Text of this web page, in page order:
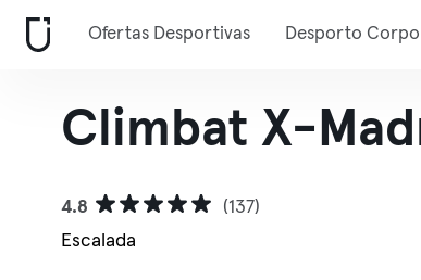
Ofertas Desportivas Desporto
Climbat X-
4.8
(137)
Escalada